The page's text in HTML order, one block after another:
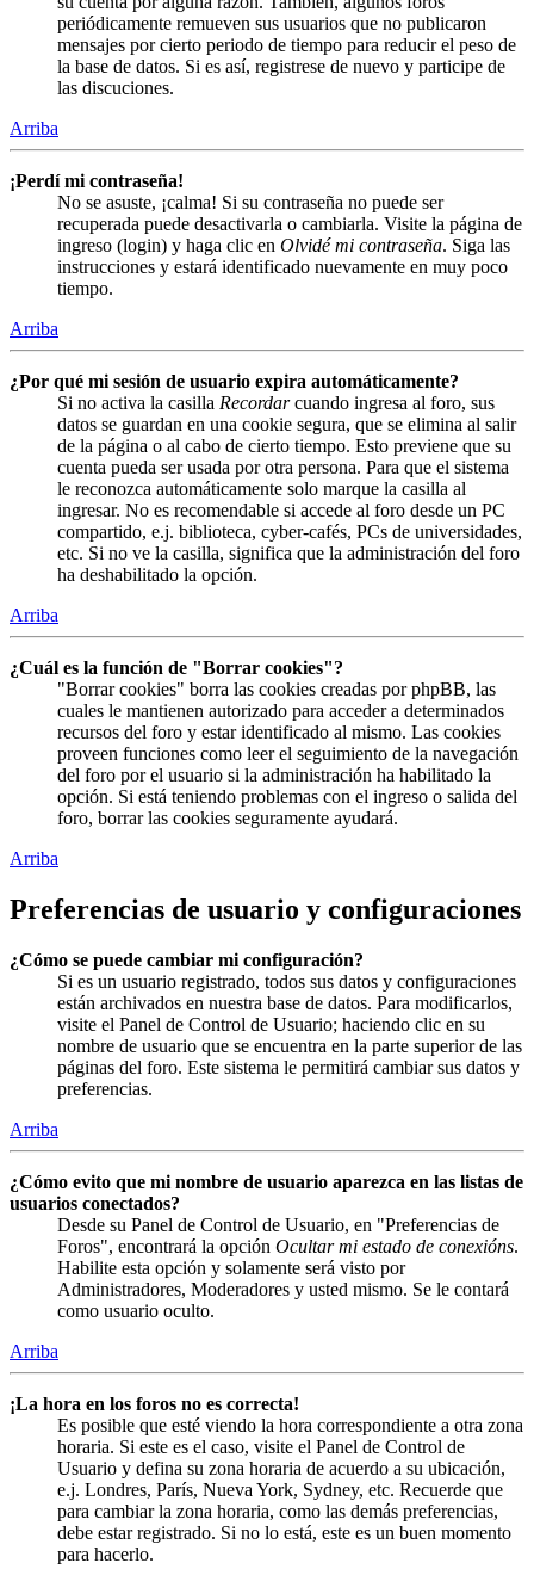
periódicamente remueven sus usuarios que no publicaron
mensajes por cierto periodo de tiempo para reducir el peso de
la base de datos. Si es así, registrese de nuevo y participe de
las discuciones.
Arriba
¡Perdí mi contraseña!
No se asuste, ¡calma! Si su contraseña no puede ser
recuperada puede desactivarla o cambiarla. Visite la página de
ingreso (login) y haga clic en Olvidé mi contraseña. Siga las
instrucciones y estará identificado nuevamente en muy poco
tiempo.
Arriba
¿Por qué mi sesión de usuario expira automáticamente?
Si no activa la casilla Recordarcuando ingresa al foro, sus
datos se guardan en una cookie segura, que se elimina al salir
de la página o al cabo de cierto tiempo. Esto previene que su
cuenta pueda ser usada por otra persona. Para que el sistema
le reconozca automáticamente solo marque la casilla al
ingresar. No es recomendable si accede al foro desde un PC
compartido, e.j. biblioteca, cyber-cafés, PCs de universidades,
etc. Si no ve la casilla, significa que la administración del foro
ha deshabilitado la opción.
Arriba
¿Cuál es la función de "Borrar cookies"?
"Borrar cookies" borra las cookies creadas por phpBB, las
cuales le mantienen autorizado para acceder a determinados
recursos del foro y estar identificado al mismo. Las cookies
proveen funciones como leer el seguimiento de la navegación
del foro por el usuario si la administración ha habilitado la
opción. Si está teniendo problemas con el ingreso o salida del
foro, borrar las cookies seguramente ayudará.
Arriba
Preferencias de usuario y configuraciones
¿Cómo se puede cambiar mi configuración?
Si es un usuario registrado, todos sus datos y configuraciones
están archivados en nuestra base de datos. Para modificarlos,
visite el Panel de Control de Usuario; haciendo clic en su
nombre de usuario que se encuentra en la parte superior de las
páginas del foro. Este sistema le permitirá cambiar sus datos y
preferencias.
Arriba
¿Cómo evito que mi nombre de usuario aparezca en las listas de
usuarios conectados?
Desde su Panel de Control de Usuario, en "Preferencias de
Foros", encontrará la opción Ocultar mi estado de conexións.
Habilite esta opción y solamente será visto por
Administradores, Moderadores y usted mismo. Se le contará
como usuario oculto.
Arriba
¡La hora en los foros no es correcta!
Es posible que esté viendo la hora correspondiente a otra zona
horaria. Si este es el caso, visite el Panel de Control de
Usuario y defina su zona horaria de acuerdo a su ubicación,
e.j. Londres, París, Nueva York, Sydney, etc. Recuerde que
para cambiar la zona horaria, como las demás preferencias,
debe estar registrado. Si no lo está, este es un buen momento
para hacerlo.